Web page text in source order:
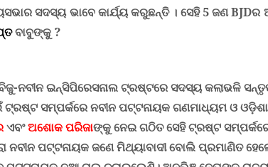
ସଦସ୍ୟ ଭାବେ କାର୍ଯ୍ୟ କରୁଛନ୍ତି । ସେହି 5 ଜଣBJDର
ବାବୁଙ୍କୁ ?
ନବୀନ ଇନ୍ସିପିରେସନାଲ ଟ୍ରଷ୍ଟରେ ସଦସ୍ୟ କଲାଭଳି
ଟ୍ରଷ୍ଟ ସମ୍ପର୍କରେ ନବୀନ ପଟ୍ଟନାୟକ ଗଣମାଧ୍ୟମ ଓ
ଏବଂଅଶୋକ ପରିଜାଙ୍କୁ ନେଇ ଗଠିତସେହି ଟ୍ରଷ୍ଟ ସମ୍ପର୍କରେ
ନବୀନ ପଟ୍ଟନାୟକ ଜଣେ ମିଥ୍ୟାବାଦୀ ବୋଲି ପ୍ରମାଣିତ